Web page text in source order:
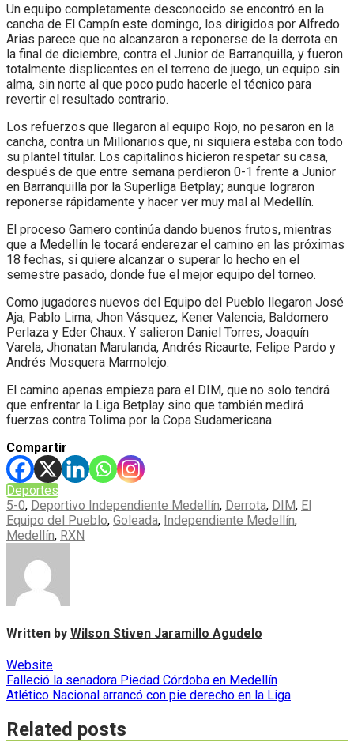
Un equipo completamente desconocido se encontró en la
cancha de El Campín este domingo, los dirigidos por Alfredo
Arias parece que no alcanzaron a reponerse de la derrota en
la final de diciembre, contra el Junior de Barranquilla, y fueron
totalmente displicentes en el terreno de juego, un equipo sin
alma, sin norte al que poco pudo hacerle el técnico para
revertir el resultado contrario.
Los refuerzos que llegaron al equipo Rojo, no pesaron en la
cancha, contra un Millonarios que, ni siquiera estaba con todo
su plantel titular. Los capitalinos hicieron respetar su casa,
después de que entre semana perdieron 0-1 frente a Junior
en Barranquilla por la Superliga Betplay; aunque lograron
reponerse rápidamente y hacer ver muy mal al Medellín.
El proceso Gamero continúa dando buenos frutos, mientras
que a Medellín le tocará enderezar el camino en las próximas
18 fechas, si quiere alcanzar o superar lo hecho en el
semestre pasado, donde fue el mejor equipo del torneo.
Como jugadores nuevos del Equipo del Pueblo llegaron José
Aja, Pablo Lima, Jhon Vásquez, Kener Valencia, Baldomero
Perlaza y Eder Chaux. Y salieron Daniel Torres, Joaquín
Varela, Jhonatan Marulanda, Andrés Ricaurte, Felipe Pardo y
Andrés Mosquera Marmolejo.
El camino apenas empieza para el DIM, que no solo tendrá
que enfrentar la Liga Betplay sino que también medirá
fuerzas contra Tolima por la Copa Sudamericana.
Compartir
Deportes
5-0, Deportivo Independiente Medellín, Derrota, DIM, El
Equipo del Pueblo, Goleada, Independiente Medellín,
Medellín, RXN
Written by Wilson Stiven Jaramillo Agudelo
Website
Navegación
de
entradas
Falleció la senadora Piedad Córdoba en Medellín
Atlético Nacional arrancó con pie derecho en la Liga
Related posts